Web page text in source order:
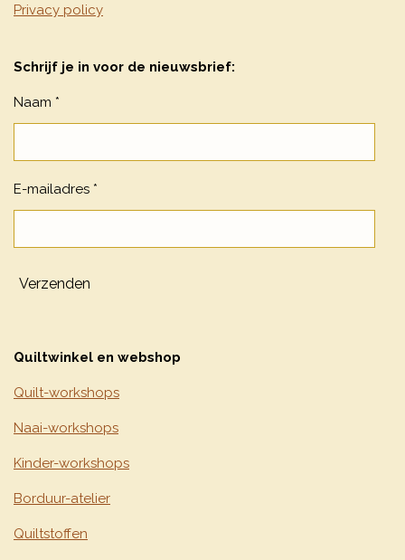
Privacy policy
Schrijf je in voor de nieuwsbrief:
Naam *
E-mailadres *
Verzenden
Quiltwinkel en webshop
Quilt-workshops
Naai-workshops
Kinder-workshops
Borduur-atelier
Quiltstoffen